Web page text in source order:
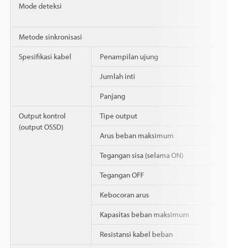
Mode deteksi
Metode sinkronisasi
Spesifikasi kabel Penampilan ujung
Jumlah inti
Panjang
Output kontrol
(output OSSD)
Tipe output
Arus beban maksimum
Tegangan sisa (selama ON)
Tegangan OFF
Kebocoran arus
Kapasitas beban maksimum
Resistansi kabel beban